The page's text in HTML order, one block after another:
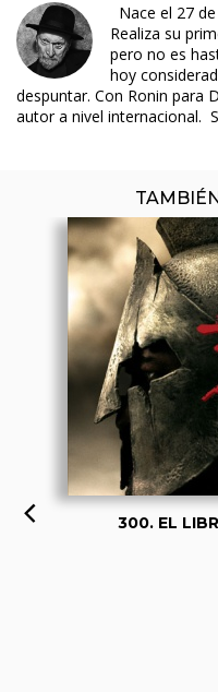
Nace el 27
Realiza su
pero no es
hoy
despuntar. Con Ronin para
autor a nivel internacional.
300. EL